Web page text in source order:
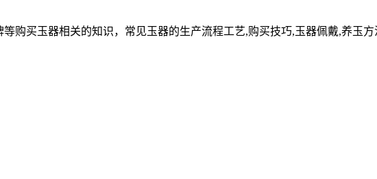
购买玉器相关的知识，常见玉器的生产流程工艺,购买技巧,玉器佩戴,养玉方